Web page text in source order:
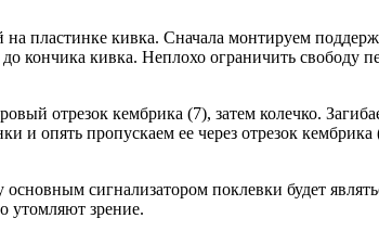
пластинке кивка. Сначала монтируем
кончика кивка. Неплохо ограничить
отрезок кембрика (7), затем колечко.
опять пропускаем ее через отрезок
сигнализатором поклевки будет
утомляют зрение.